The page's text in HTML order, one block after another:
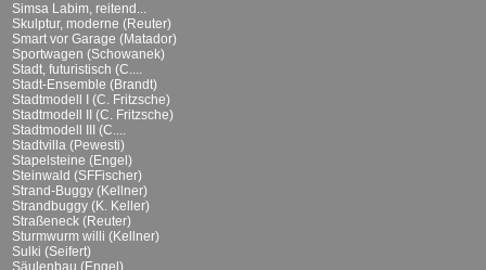
Simsa Labim, reitend...
Skulptur, moderne (Reuter)
Smart vor Garage (Matador)
Sportwagen (Schowanek)
Stadt, futuristisch (C....
Stadt-Ensemble (Brandt)
Stadtmodell I (C. Fritzsche)
Stadtmodell II (C. Fritzsche)
Stadtmodell III (C....
Stadtvilla (Pewesti)
Stapelsteine (Engel)
Steinwald (SFFischer)
Strand-Buggy (Kellner)
Strandbuggy (K. Keller)
Straßeneck (Reuter)
Sturmwurm willi (Kellner)
Sulki (Seifert)
Säulenbau (Engel)